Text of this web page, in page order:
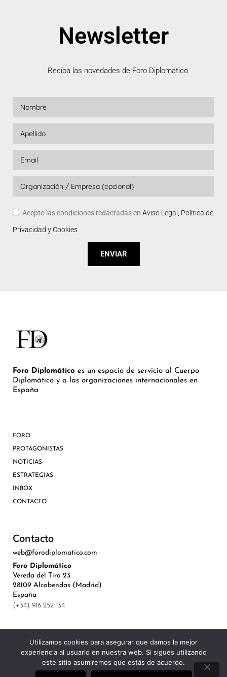
Newsletter
Reciba las novedades de Foro Diplomático.
Acepto las condiciones redactadas en Aviso Legal, Política de
Privacidad y Cookies
ENVIAR
Foro Diplomático es un espacio de servicio al Cuerpo
Diplomático y a las organizaciones internacionales en
España
FORO
PROTAGONISTAS
NOTICIAS
ESTRATEGIAS
INBOX
CONTACTO
Contacto
web@forodiplomatico.com
Foro Diplomático
Vereda del Tiro 23
28109 Alcobendas (Madrid)
España
(+34) 916 252 134
©Royal Lis Spain 2024
Utilizamos cookies para asegurar que damos la mejor
experiencia al usuario en nuestra web. Si sigues utilizando
este sitio asumiremos que estás de acuerdo.